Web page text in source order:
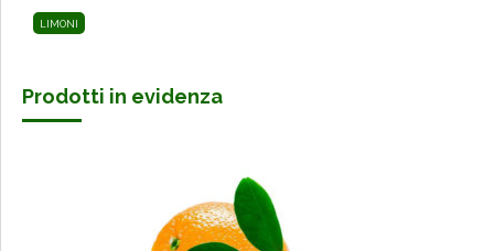
LIMONI
Prodotti in evidenza